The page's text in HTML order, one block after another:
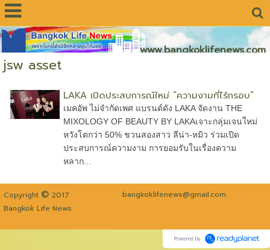
www.bangkoklifenews.com
jsw asset
LAKA เปิดประสบการณ์ใหม่ “ความงามที่ไร้กรอบ”
เมคอัพ ไม่จำกัดเพศ แบรนด์ดัง LAKA จัดงาน THE
MIXOLOGY OF BEAUTY BY LAKAเจาะกลุ่มเจนใหม่
หวังโตกว่า 50% ชวนสองสาว ลีน่า-หมิว ร่วมเปิด
ประสบการณ์ความงาม การยอมรับในเรื่องความ
หลาก...
Copyright © 2017
bangkoklifenews@gmail.com
Bangkok Life News